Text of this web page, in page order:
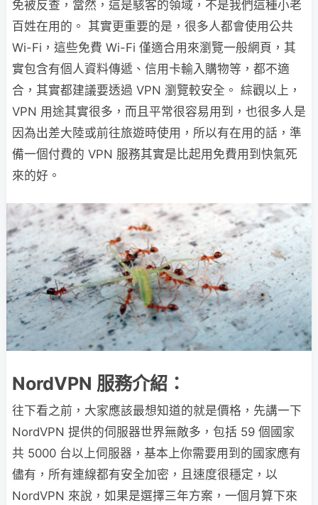
免被反查，當然，這是駭客的領域，不是我們這種小老
百姓在用的。 其實更重要的是，很多人都會使用公共
Wi-Fi，這些免費 Wi-Fi 僅適合用來瀏覽一般網頁，其
實包含有個人資料傳遞、信用卡輸入購物等，都不適
合，其實都建議要透過 VPN 瀏覽較安全。 綜觀以上，
VPN 用途其實很多，而且平常很容易用到，也很多人是
因為出差大陸或前往旅遊時使用，所以有在用的話，準
備一個付費的 VPN 服務其實是比起用免費用到快氣死
來的好。
NordVPN 服務介紹：
往下看之前，大家應該最想知道的就是價格，先講一下
NordVPN 提供的伺服器世界無敵多，包括 59 個國家
共 5000 台以上伺服器，基本上你需要用到的國家應有
儘有，所有連線都有安全加密，且速度很穩定，以
NordVPN 來說，如果是選擇三年方案，一個月算下來